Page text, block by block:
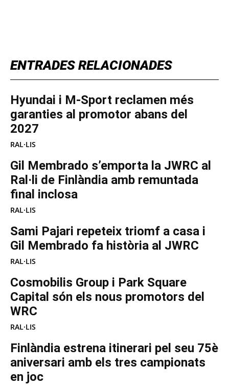
ENTRADES RELACIONADES
Hyundai i M-Sport reclamen més
garanties al promotor abans del
2027
RAL·LIS
Gil Membrado s’emporta la JWRC al
Ral·li de Finlàndia amb remuntada
final inclosa
RAL·LIS
Sami Pajari repeteix triomf a casa i
Gil Membrado fa història al JWRC
RAL·LIS
Cosmobilis Group i Park Square
Capital són els nous promotors del
WRC
RAL·LIS
Finlàndia estrena itinerari pel seu 75è
aniversari amb els tres campionats
en joc